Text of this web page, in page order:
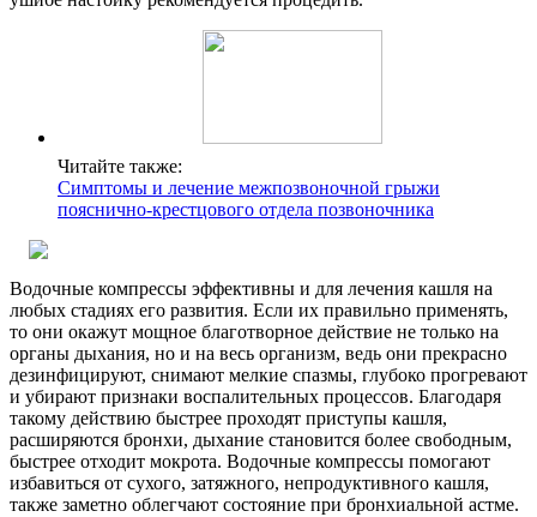
Читайте также:
Симптомы и лечение межпозвоночной грыжи
пояснично-крестцового отдела позвоночника
Водочные компрессы эффективны и для лечения кашля на
любых стадиях его развития. Если их правильно применять,
то они окажут мощное благотворное действие не только на
органы дыхания, но и на весь организм, ведь они прекрасно
дезинфицируют, снимают мелкие спазмы, глубоко прогревают
и убирают признаки воспалительных процессов. Благодаря
такому действию быстрее проходят приступы кашля,
расширяются бронхи, дыхание становится более свободным,
быстрее отходит мокрота. Водочные компрессы помогают
избавиться от сухого, затяжного, непродуктивного кашля,
также заметно облегчают состояние при бронхиальной астме.